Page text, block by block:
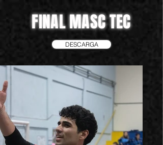
FINAL MASC TEC
DESCARGA